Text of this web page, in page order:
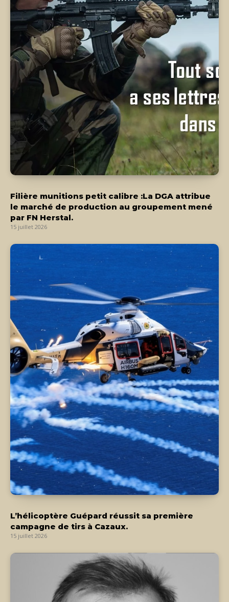
Filière munitions petit calibre :La DGA attribue
le marché de production au groupement mené
par FN Herstal.
15 juillet 2026
L’hélicoptère Guépard réussit sa première
campagne de tirs à Cazaux.
15 juillet 2026